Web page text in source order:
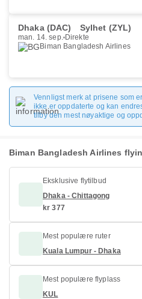
Dhaka (DAC) Sylhet (ZYL)
man. 14. sep. Direkte
Biman Bangladesh Airlines
Vennligst merk at prisene som
ikke er oppdaterte og kan
tilby den mest nøyaktige og
Biman Bangladesh Airlines
Eksklusive flytilbud
Dhaka - Chittagong
kr 377
Mest populære ruter
Kuala Lumpur - Dhaka
Mest populære flyplass
KUL